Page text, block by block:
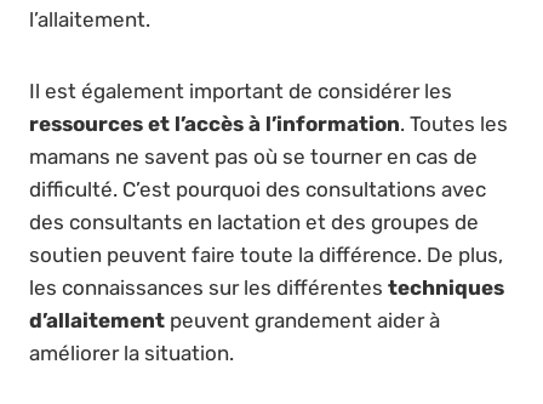
l’allaitement.
Il est également important de considérer les
ressources et l’accès à l’information. Toutes les
mamans ne savent pas où se tourner en cas de
difficulté. C’est pourquoi des consultations avec
des consultants en lactation et des groupes de
soutien peuvent faire toute la différence. De plus,
les connaissances sur les différentes techniques
d’allaitement peuvent grandement aider à
améliorer la situation.